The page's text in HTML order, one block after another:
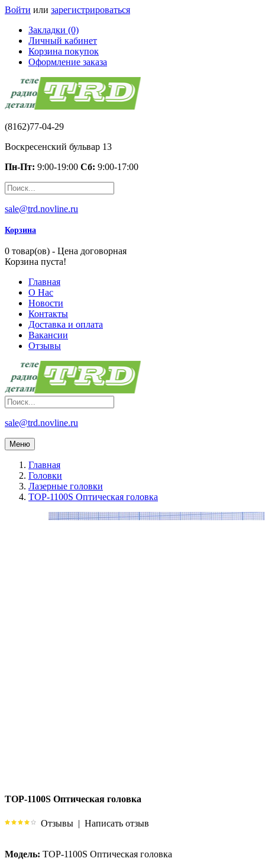
Войти или зарегистрироваться
Закладки (0)
Личный кабинет
Корзина покупок
Оформление заказа
(8162)77-04-29
Воскресенский бульвар 13
Пн-Пт: 9:00-19:00 Сб: 9:00-17:00
sale@trd.novline.ru
Корзина
0 товар(ов) - Цена договорная
Корзина пуста!
Главная
О Нас
Новости
Контакты
Доставка и оплата
Вакансии
Отзывы
sale@trd.novline.ru
Меню
Главная
Головки
Лазерные головки
TOP-1100S Оптическая головка
TOP-1100S Оптическая головка
Отзывы | Написать отзыв
Модель: TOP-1100S Оптическая головка